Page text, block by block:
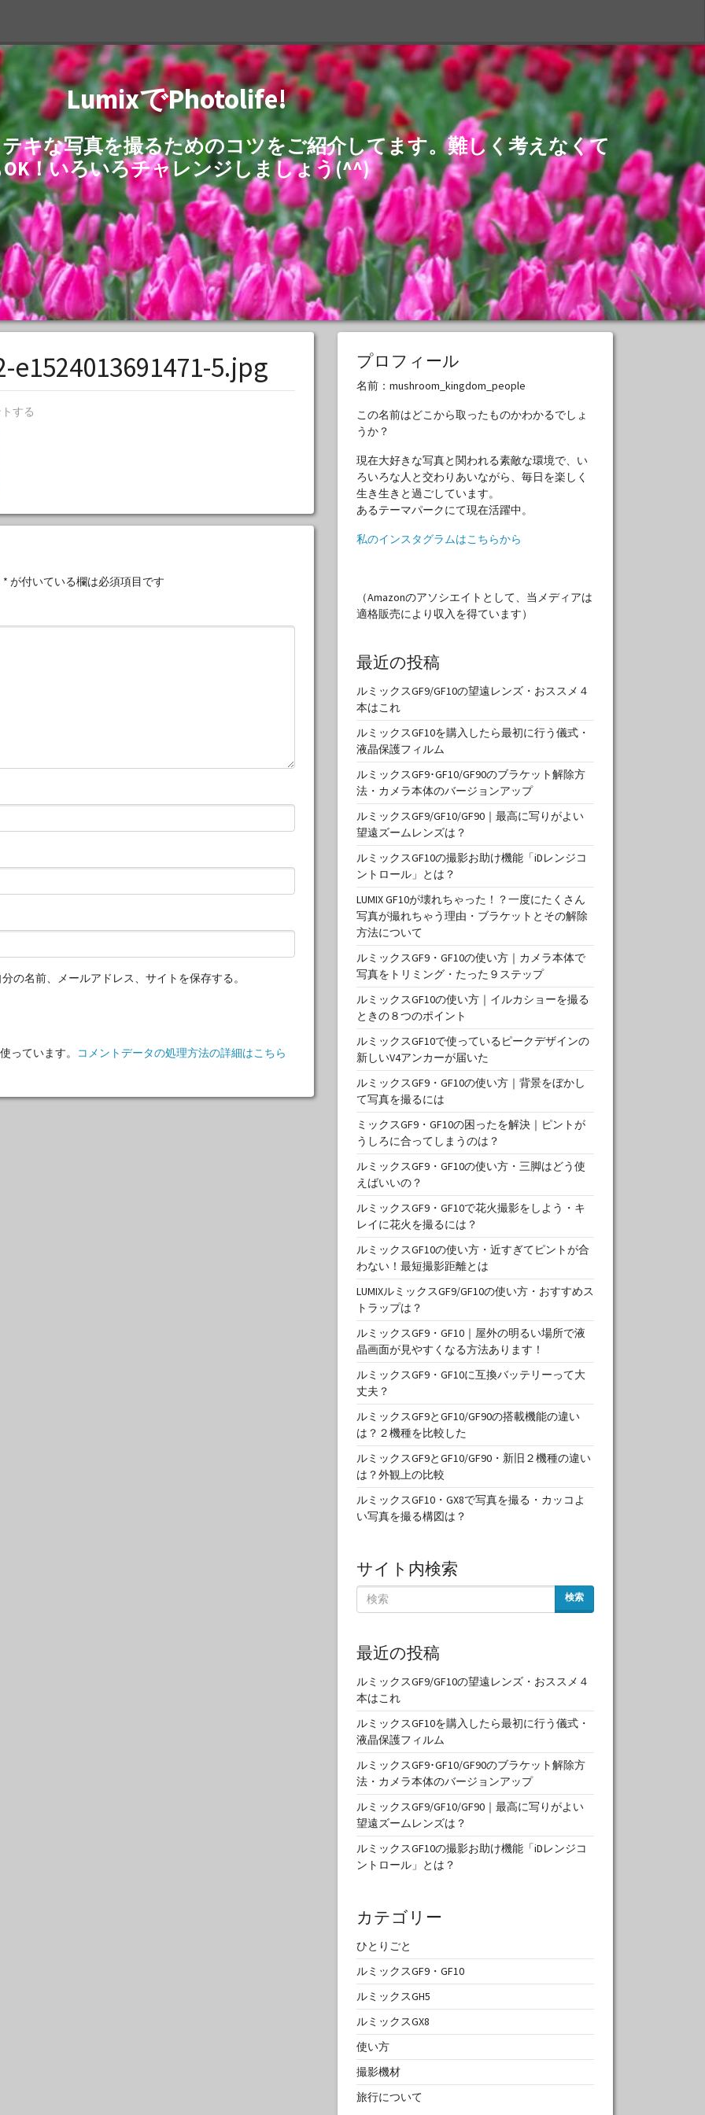
LumixでPhotolife!
キな写真を撮るためのコツをご紹介してます。難しく考えなくて
！いろいろチャレンジしましょう(^^)
5.jpg
する
* が付いている欄は必須項目です
の名前、メールアドレス、サイトを保存する。
っています。
コメントデータの処理方法の詳細はこちら
プロフィール
名前：mushroom_kingdom_people
この名前はどこから取ったものかわかるでしょ
うか？
現在大好きな写真と関われる素敵な環境で、い
ろいろな人と交わりあいながら、毎日を楽しく
生き生きと過ごしています。
あるテーマパークにて現在活躍中。
私のインスタグラムはこちらから
（Amazonのアソシエイトとして、当メディアは
適格販売により収入を得ています）
最近の投稿
ルミックスGF9/GF10の望遠レンズ・おススメ４
本はこれ
ルミックスGF10を購入したら最初に行う儀式・
液晶保護フィルム
ルミックスGF9･GF10/GF90のブラケット解除方
法・カメラ本体のバージョンアップ
ルミックスGF9/GF10/GF90｜最高に写りがよい
望遠ズームレンズは？
ルミックスGF10の撮影お助け機能「iDレンジコ
ントロール」とは？
LUMIX GF10が壊れちゃった！？一度にたくさん
写真が撮れちゃう理由・ブラケットとその解除
方法について
ルミックスGF9・GF10の使い方｜カメラ本体で
写真をトリミング・たった９ステップ
ルミックスGF10の使い方｜イルカショーを撮る
ときの８つのポイント
ルミックスGF10で使っているピークデザインの
新しいV4アンカーが届いた
ルミックスGF9・GF10の使い方｜背景をぼかし
て写真を撮るには
ミックスGF9・GF10の困ったを解決｜ピントが
うしろに合ってしまうのは？
ルミックスGF9・GF10の使い方・三脚はどう使
えばいいの？
ルミックスGF9・GF10で花火撮影をしよう・キ
レイに花火を撮るには？
ルミックスGF10の使い方・近すぎてピントが合
わない！最短撮影距離とは
LUMIXルミックスGF9/GF10の使い方・おすすめス
トラップは？
ルミックスGF9・GF10｜屋外の明るい場所で液
晶画面が見やすくなる方法あります！
ルミックスGF9・GF10に互換バッテリーって大
丈夫？
ルミックスGF9とGF10/GF90の搭載機能の違い
は？２機種を比較した
ルミックスGF9とGF10/GF90・新旧２機種の違い
は？外観上の比較
ルミックスGF10・GX8で写真を撮る・カッコよ
い写真を撮る構図は？
サイト内検索
検索
最近の投稿
ルミックスGF9/GF10の望遠レンズ・おススメ４
本はこれ
ルミックスGF10を購入したら最初に行う儀式・
液晶保護フィルム
ルミックスGF9･GF10/GF90のブラケット解除方
法・カメラ本体のバージョンアップ
ルミックスGF9/GF10/GF90｜最高に写りがよい
望遠ズームレンズは？
ルミックスGF10の撮影お助け機能「iDレンジコ
ントロール」とは？
カテゴリー
ひとりごと
ルミックスGF9・GF10
ルミックスGH5
ルミックスGX8
使い方
撮影機材
旅行について